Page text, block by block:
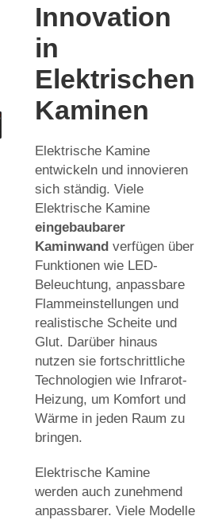
Innovation
in
Elektrischen
Kaminen
Elektrische Kamine
entwickeln und innovieren
sich ständig. Viele
Elektrische Kamine
eingebaubarer
Kaminwand verfügen über
Funktionen wie LED-
Beleuchtung, anpassbare
Flammeinstellungen und
realistische Scheite und
Glut. Darüber hinaus
nutzen sie fortschrittliche
Technologien wie Infrarot-
Heizung, um Komfort und
Wärme in jeden Raum zu
bringen.
Elektrische Kamine
werden auch zunehmend
anpassbarer. Viele Modelle